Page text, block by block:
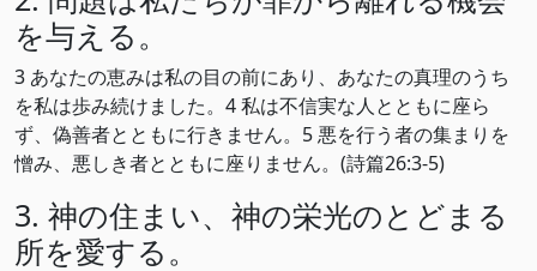
を与える。
3 あなたの恵みは私の目の前にあり、あなたの真理のうち
を私は歩み続けました。4 私は不信実な人とともに座ら
ず、偽善者とともに行きません。5 悪を行う者の集まりを
憎み、悪しき者とともに座りません。(詩篇26:3-5)
3. 神の住まい、神の栄光のとどまる
所を愛する。